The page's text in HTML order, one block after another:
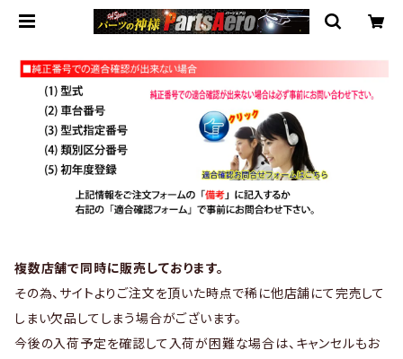
複数店舗で同時に販売しております。
その為、サイトよりご注文を頂いた時点で稀に他店舗にて完売して
しまい欠品してしまう場合がございます。
今後の入荷予定を確認して入荷が困難な場合は、キャンセルもお